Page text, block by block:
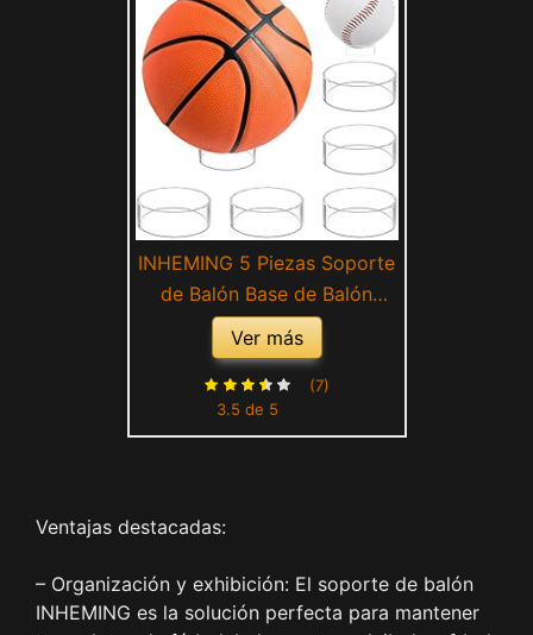
INHEMING 5 Piezas Soporte
de Balón Base de Balón
Soporte de Pelota Soporte
de Exhibición para
Baloncesto Fútbol Voleibol
Softbol Bolos(Transparente)
Ver más
3.5 de 5
(7)
Ventajas destacadas:
– Organización y exhibición: El soporte de balón
INHEMING es la solución perfecta para mantener